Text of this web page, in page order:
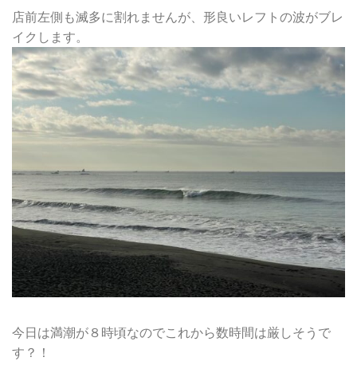
店前左側も滅多に割れませんが、形良いレフトの波がブレ
イクします。
今日は満潮が８時頃なのでこれから数時間は厳しそうで
す？！